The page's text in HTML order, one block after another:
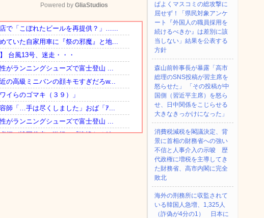
Mute
Powered by GliaStudios
ぱよくマスコミの総攻撃に
屈せず！「県民対象アンケ
ート『外国人の職員採用を
続けるべきか』は差別に該
当しない」結果を公表する
方針
森山前幹事長が暴露「高市
総理のSNS投稿が習主席を
怒らせた」 「その投稿が中
国側（習近平主席）を怒ら
せ、日中関係をこじらせる
大きなきっかけになった」
消費税減税を閣議決定、背
景に首相の財務省への強い
不信と人事介入の示唆 歴
代政権に増税を主導してき
た財務省、高市内閣に完全
敗北
海外の刑務所に収監されて
いる韓国人急増、1,325人
（詐偽が4分の1） 日本に